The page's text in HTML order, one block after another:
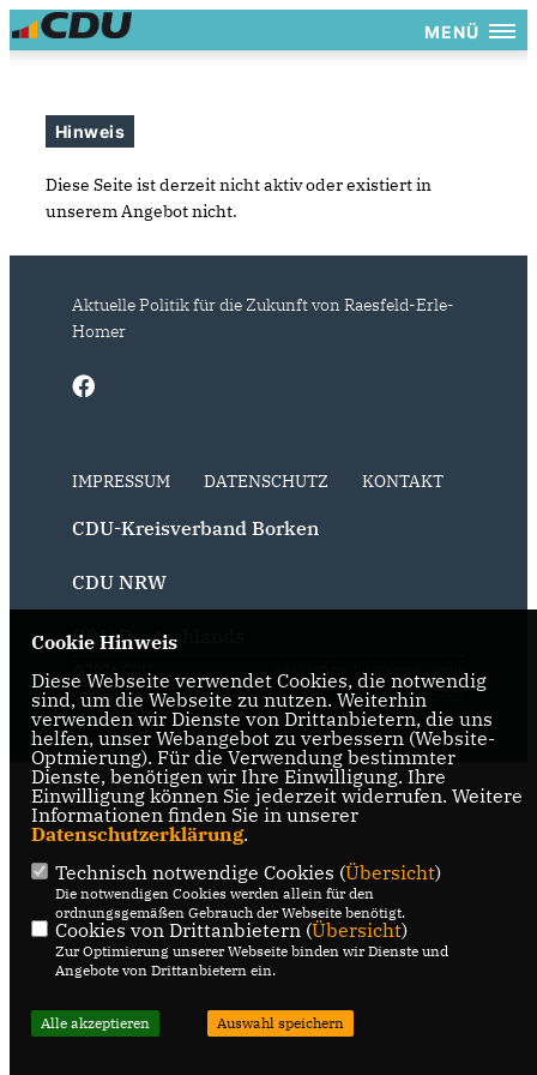
MENÜ
Hinweis
Diese Seite ist derzeit nicht aktiv oder existiert in
unserem Angebot nicht.
Aktuelle Politik für die Zukunft von Raesfeld-Erle-
Homer
IMPRESSUM DATENSCHUTZ KONTAKT
CDU-Kreisverband Borken
CDU NRW
CDU Deutschlands
@2026 CDU
Gemeindeverband Raesfeld-
Erle-Homer
Alle Rechte vorbehalten.
Realisation: Sharkness Media
GmbH & Co. KG
Cookie Hinweis
Diese Webseite verwendet Cookies, die notwendig
sind, um die Webseite zu nutzen. Weiterhin
verwenden wir Dienste von Drittanbietern, die uns
helfen, unser Webangebot zu verbessern (Website-
Optmierung). Für die Verwendung bestimmter
Dienste, benötigen wir Ihre Einwilligung. Ihre
Einwilligung können Sie jederzeit widerrufen. Weitere
Informationen finden Sie in unserer
Datenschutzerklärung.
Technisch notwendige Cookies (Übersicht)
Die notwendigen Cookies werden allein für den
ordnungsgemäßen Gebrauch der Webseite benötigt.
Cookies von Drittanbietern (Übersicht)
Zur Optimierung unserer Webseite binden wir Dienste und
Angebote von Drittanbietern ein.
Alle akzeptieren Auswahl speichern